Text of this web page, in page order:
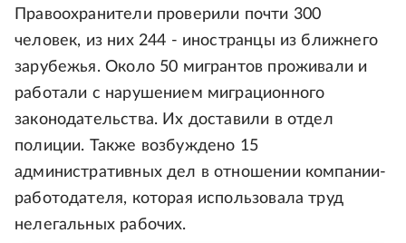
Правоохранители проверили почти 300
человек, из них 244 - иностранцы из ближнего
зарубежья. Около 50 мигрантов проживали и
работали с нарушением миграционного
законодательства. Их доставили в отдел
полиции. Также возбуждено 15
административных дел в отношении компании-
работодателя, которая использовала труд
нелегальных рабочих.